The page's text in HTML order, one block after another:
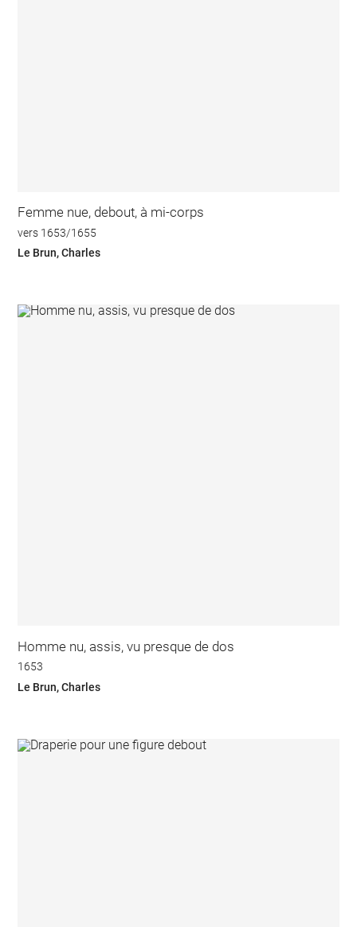
Femme nue, debout, à mi-corps
vers 1653/1655
Le Brun, Charles
Homme nu, assis, vu presque de dos
1653
Le Brun, Charles